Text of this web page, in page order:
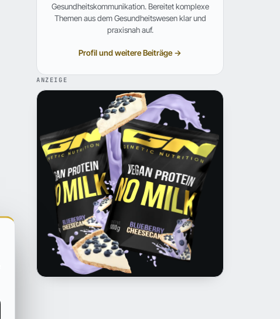
Gesundheitskommunikation. Bereitet komplexe
Themen aus dem Gesundheitswesen klar und
praxisnah auf.
Profil und weitere Beiträge →
ANZEIGE